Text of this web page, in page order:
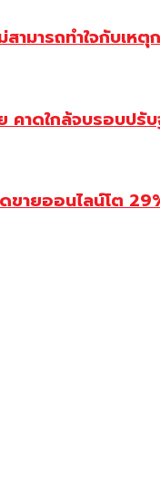
ามารถทำใจกับเห
คาดใกล้จบรอบปรับ
ยออนไลน์โต